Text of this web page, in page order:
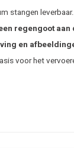
stangen
regengoot aan
en
voor het